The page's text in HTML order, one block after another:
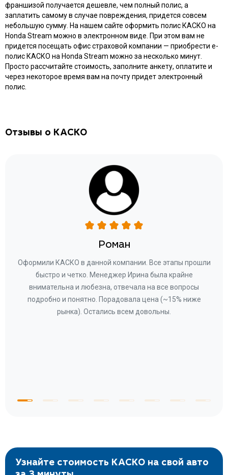
франшизой получается дешевле, чем полный полис, а
заплатить самому в случае повреждения, придется совсем
небольшую сумму. На нашем сайте оформить полис КАСКО на
Honda Stream можно в электронном виде. При этом вам не
придется посещать офис страховой компании — приобрести e-
полис КАСКО на Honda Stream можно за несколько минут.
Просто рассчитайте стоимость, заполните анкету, оплатите и
через некоторое время вам на почту придет электронный
полис.
Отзывы о КАСКО
Роман
Оформили КАСКО в данной компании. Все этапы прошли
быстро и четко. Менеджер Ирина была крайне
внимательна и любезна, отвечала на все вопросы
подробно и понятно. Порадовала цена (~15% ниже
рынка). Остались всем довольны.
Узнайте стоимость КАСКО на свой авто